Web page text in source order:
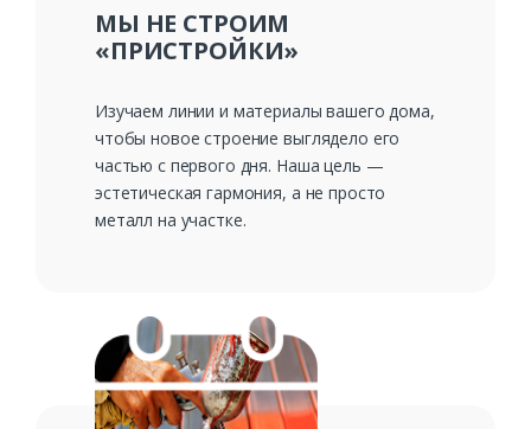
Ваше имя*
МЫ НЕ СТРОИМ
«ПРИСТРОЙКИ»
Изучаем линии и материалы вашего дома,
чтобы новое строение выглядело его
частью с первого дня. Наша цель —
эстетическая гармония, а не просто
металл на участке.